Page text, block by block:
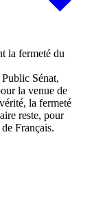
Sénat,
la venue de
la fermeté
reste, pour
Français.